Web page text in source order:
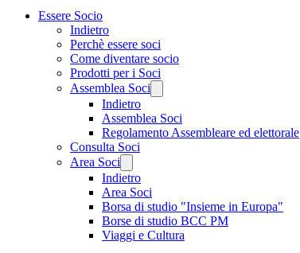
Essere Socio
Indietro
Perchè essere soci
Come diventare socio
Prodotti per i Soci
Assemblea Soci
Indietro
Assemblea Soci
Regolamento Assembleare ed elettorale
Consulta Soci
Area Soci
Indietro
Area Soci
Borsa di studio "Insieme in Europa"
Borse di studio BCC PM
Viaggi e Cultura